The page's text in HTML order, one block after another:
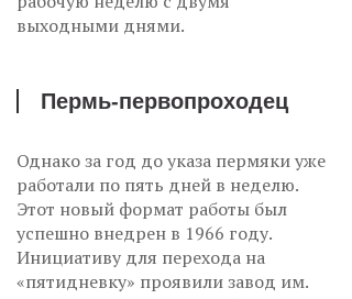
выходными днями.
Пермь-первопроходец
Однако за год до указа пермяки уже
работали по пять дней в неделю.
Этот новый формат работы был
успешно внедрен в 1966 году.
Инициативу для перехода на
«пятидневку» проявили завод им.